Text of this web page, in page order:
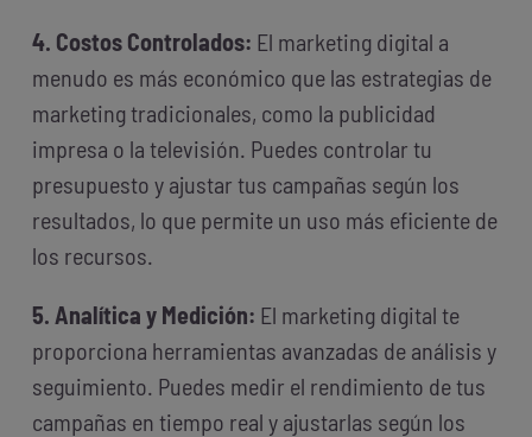
4. Costos Controlados: El marketing digital a
menudo es más económico que las estrategias de
marketing tradicionales, como la publicidad
impresa o la televisión. Puedes controlar tu
presupuesto y ajustar tus campañas según los
resultados, lo que permite un uso más eficiente de
los recursos.
5. Analítica y Medición: El marketing digital te
proporciona herramientas avanzadas de análisis y
seguimiento. Puedes medir el rendimiento de tus
campañas en tiempo real y ajustarlas según los